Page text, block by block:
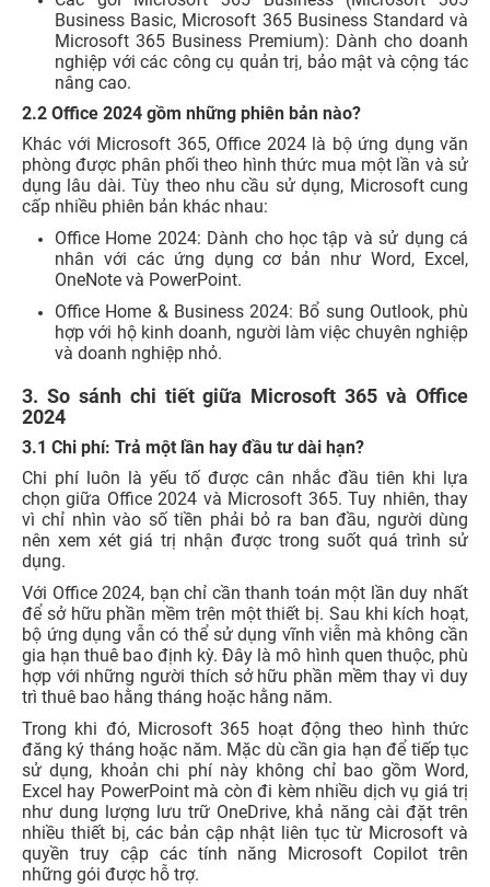
Business Basic, Microsoft 365 Business Standard và
Microsoft 365 Business Premium): Dành cho doanh
nghiệp với các công cụ quản trị, bảo mật và cộng tác
nâng cao.
2.2 Office 2024 gồm những phiên bản nào?
Khác với Microsoft 365, Office 2024 là bộ ứng dụng văn
phòng được phân phối theo hình thức mua một lần và sử
dụng lâu dài. Tùy theo nhu cầu sử dụng, Microsoft cung
cấp nhiều phiên bản khác nhau:
Office Home 2024: Dành cho học tập và sử dụng cá
nhân với các ứng dụng cơ bản như Word, Excel,
OneNote và PowerPoint.
Office Home & Business 2024: Bổ sung Outlook, phù
hợp với hộ kinh doanh, người làm việc chuyên nghiệp
và doanh nghiệp nhỏ.
3. So sánh chi tiết giữa Microsoft 365 và Office
2024
3.1 Chi phí: Trả một lần hay đầu tư dài hạn?
Chi phí luôn là yếu tố được cân nhắc đầu tiên khi lựa
chọn giữa Office 2024 và Microsoft 365. Tuy nhiên, thay
vì chỉ nhìn vào số tiền phải bỏ ra ban đầu, người dùng
nên xem xét giá trị nhận được trong suốt quá trình sử
dụng.
Với Office 2024, bạn chỉ cần thanh toán một lần duy nhất
để sở hữu phần mềm trên một thiết bị. Sau khi kích hoạt,
bộ ứng dụng vẫn có thể sử dụng vĩnh viễn mà không cần
gia hạn thuê bao định kỳ. Đây là mô hình quen thuộc, phù
hợp với những người thích sở hữu phần mềm thay vì duy
trì thuê bao hằng tháng hoặc hằng năm.
Trong khi đó, Microsoft 365 hoạt động theo hình thức
đăng ký tháng hoặc năm. Mặc dù cần gia hạn để tiếp tục
sử dụng, khoản chi phí này không chỉ bao gồm Word,
Excel hay PowerPoint mà còn đi kèm nhiều dịch vụ giá trị
như dung lượng lưu trữ OneDrive, khả năng cài đặt trên
nhiều thiết bị, các bản cập nhật liên tục từ Microsoft và
quyền truy cập các tính năng Microsoft Copilot trên
những gói được hỗ trợ.